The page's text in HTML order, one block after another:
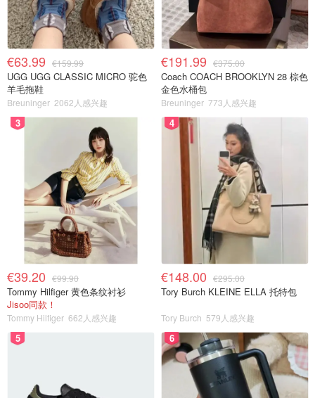
€63.99 €159.99
UGG UGG CLASSIC MICRO 驼色
羊毛拖鞋
Breuninger 2062人感兴趣
€191.99 €375.00
Coach COACH BROOKLYN 28 棕色
金色水桶包
Breuninger 773人感兴趣
3
€39.20 €99.90
Tommy Hilfiger 黄色条纹衬衫
Jisoo同款！
Tommy Hilfiger 662人感兴趣
4
€148.00 €295.00
Tory Burch KLEINE ELLA 托特包
Tory Burch 579人感兴趣
5 6